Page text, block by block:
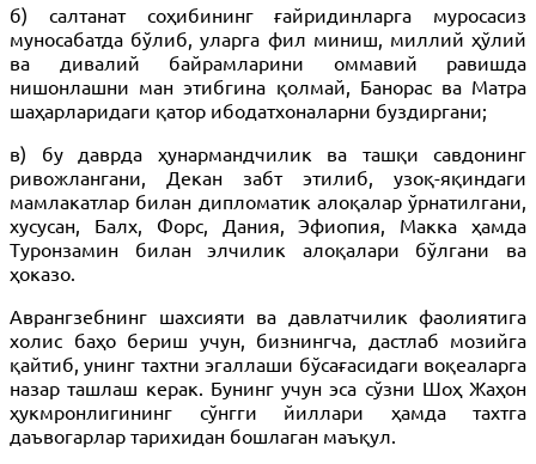
б) салтанат соҳибининг ғайридинларга муросасиз
муносабатда бўлиб, уларга фил миниш, миллий ҳўлий
ва дивалий байрамларини оммавий равишда
нишонлашни ман этибгина қолмай, Банорас ва Матра
шаҳарларидаги қатор ибодатхоналарни буздиргани;
в) бу даврда ҳунармандчилик ва ташқи савдонинг
ривожлангани, Декан забт этилиб, узоқ-яқиндаги
мамлакатлар билан дипломатик алоқалар ўрнатилгани,
хусусан, Балх, Форс, Дания, Эфиопия, Макка ҳамда
Туронзамин билан элчилик алоқалари бўлгани ва
ҳоказо.
Аврангзебнинг шахсияти ва давлатчилик фаолиятига
холис баҳо бериш учун, бизнингча, дастлаб мозийга
қайтиб, унинг тахтни эгаллаши бўсағасидаги воқеаларга
назар ташлаш керак. Бунинг учун эса сўзни Шоҳ Жаҳон
ҳукмронлигининг сўнгги йиллари ҳамда тахтга
даъвогарлар тарихидан бошлаган маъқул.